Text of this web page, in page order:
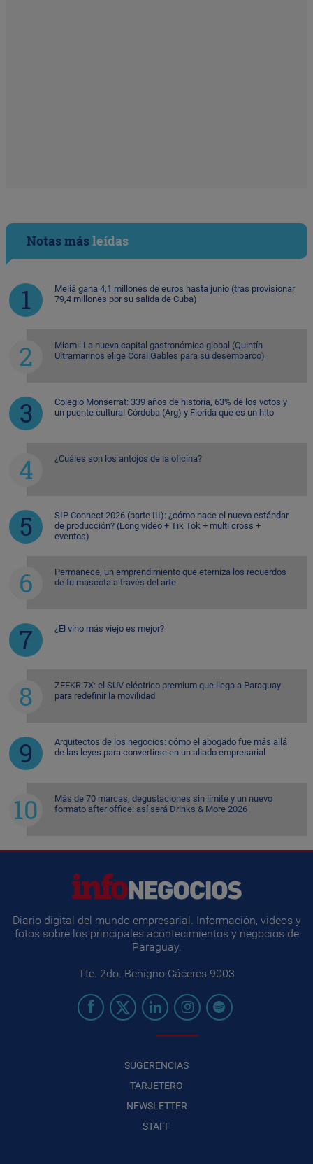
Notas másleídas
Meliá gana 4,1 millones de euros hasta junio (tras provisionar
79,4 millones por su salida de Cuba)
Miami: La nueva capital gastronómica global (Quintín
Ultramarinos elige Coral Gables para su desembarco)
Colegio Monserrat: 339 años de historia, 63% de los votos y
un puente cultural Córdoba (Arg) y Florida que es un hito
¿Cuáles son los antojos de la oficina?
SIP Connect 2026 (parte III): ¿cómo nace el nuevo estándar
de producción? (Long video + Tik Tok + multi cross +
eventos)
Permanece, un emprendimiento que eterniza los recuerdos
de tu mascota a través del arte
¿El vino más viejo es mejor?
ZEEKR 7X: el SUV eléctrico premium que llega a Paraguay
para redefinir la movilidad
Arquitectos de los negocios: cómo el abogado fue más allá
de las leyes para convertirse en un aliado empresarial
Más de 70 marcas, degustaciones sin límite y un nuevo
formato after office: así será Drinks & More 2026
Diario digital del mundo empresarial. Información, videos y
fotos sobre los principales acontecimientos y negocios de
Paraguay.
Tte. 2do. Benigno Cáceres 9003
SUGERENCIAS
TARJETERO
NEWSLETTER
STAFF